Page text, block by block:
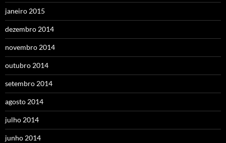
janeiro 2015
dezembro 2014
novembro 2014
outubro 2014
setembro 2014
agosto 2014
julho 2014
junho 2014